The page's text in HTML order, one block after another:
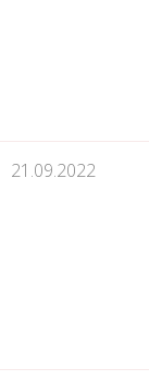
21.09.2022